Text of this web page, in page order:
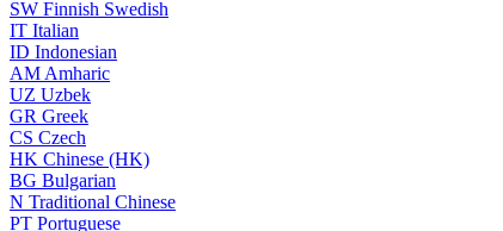
SW Finnish Swedish
IT Italian
ID Indonesian
AM Amharic
UZ Uzbek
GR Greek
CS Czech
HK Chinese (HK)
BG Bulgarian
N Traditional Chinese
PT Portuguese